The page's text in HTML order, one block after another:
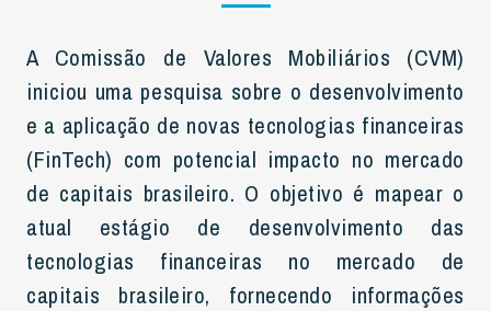
A Comissão de Valores Mobiliários (CVM)
iniciou uma pesquisa sobre o desenvolvimento
e a aplicação de novas tecnologias financeiras
(FinTech) com potencial impacto no mercado
de capitais brasileiro. O objetivo é mapear o
atual estágio de desenvolvimento das
tecnologias financeiras no mercado de
capitais brasileiro, fornecendo informações